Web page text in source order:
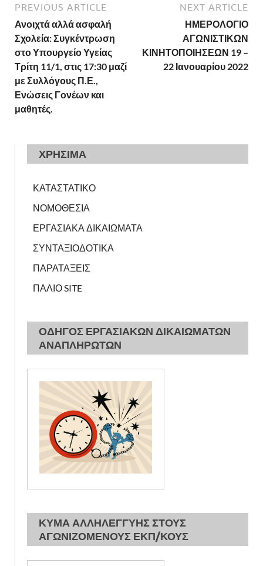
PREVIOUS ARTICLE
Ανοιχτά αλλά ασφαλή
Σχολεία: Συγκέντρωση
στο Υπουργείο Υγείας
Τρίτη 11/1, στις 17:30 μαζί
με Συλλόγους Π.Ε.,
Ενώσεις Γονέων και
μαθητές.
NEXT ARTICLE
ΗΜΕΡΟΛΟΓΙΟ
ΑΓΩΝΙΣΤΙΚΩΝ
ΚΙΝΗΤΟΠΟΙΗΣΕΩΝ 19 –
22 Ιανουαρίου 2022
ΧΡΗΣΙΜΑ
ΚΑΤΑΣΤΑΤΙΚΟ
ΝΟΜΟΘΕΣΙΑ
ΕΡΓΑΣΙΑΚΑ ΔΙΚΑΙΩΜΑΤΑ
ΣΥΝΤΑΞΙΟΔΟΤΙΚΑ
ΠΑΡΑΤΑΞΕΙΣ
ΠΑΛΙΟ SITE
ΟΔΗΓΟΣ ΕΡΓΑΣΙΑΚΩΝ ΔΙΚΑΙΩΜΑΤΩΝ
ΑΝΑΠΛΗΡΩΤΩΝ
ΚΥΜΑ ΑΛΛΗΛΕΓΓΥΗΣ ΣΤΟΥΣ
ΑΓΩΝΙΖΟΜΕΝΟΥΣ ΕΚΠ/ΚΟΥΣ